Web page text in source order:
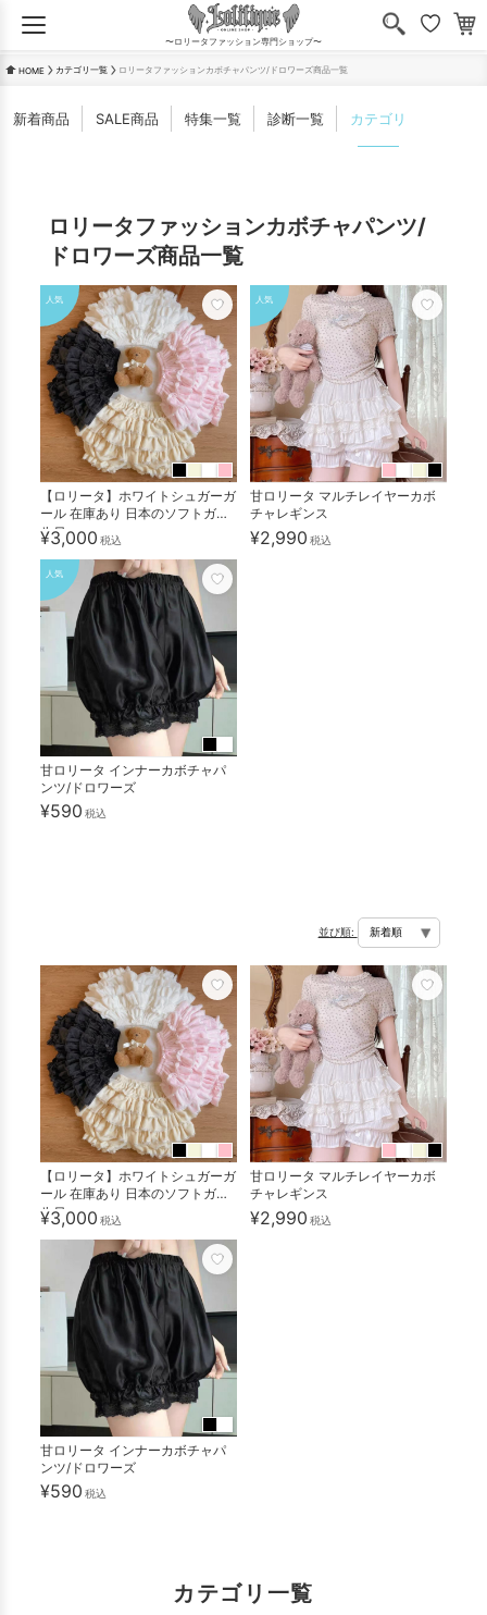
〜ロリータファッション専門ショップ〜
HOME カテゴリ一覧 ロリータファッションカボチャパンツ/ドロワーズ商品一覧
新着商品 SALE商品 特集一覧 診断一覧 カテゴリ
ロリータファッションカボチャパンツ/
ドロワーズ商品一覧
人気
【ロリータ】ホワイトシュガーガ
ール 在庫あり 日本のソフトガー
ルロ...
¥3,000 税込
人気
甘ロリータ マルチレイヤーカボ
チャレギンス
¥2,990 税込
人気
甘ロリータ インナーカボチャパ
ンツ/ドロワーズ
¥590 税込
並び順:
【ロリータ】ホワイトシュガーガ
ール 在庫あり 日本のソフトガー
ルロ...
¥3,000 税込
甘ロリータ マルチレイヤーカボ
チャレギンス
¥2,990 税込
甘ロリータ インナーカボチャパ
ンツ/ドロワーズ
¥590 税込
カテゴリ一覧